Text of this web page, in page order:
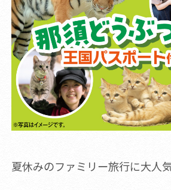
夏休みのファミリー旅行に大人